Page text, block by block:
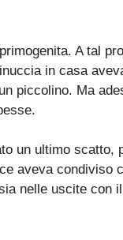
A tal
in casa
piccolino. Ma
un ultimo scatto,
aveva condiviso
nelle uscite con